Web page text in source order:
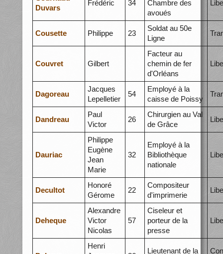
Duvars
Frédéric 34
Chambre des
avoués
Cousette Philippe 23
Soldat au 50e
Ligne
Couvret Gilbert
Facteur au
chemin de fer
d'Orléans
Dagoreau
Jacques
Lepelletier
54
Employé à la
caisse de Poissy
Dandreau
Paul
Victor
26
Chirurgien au Val
de Grâce
Dauriac
Philippe
Eugène
Jean
Marie
32
Employé à la
Bibliothèque
nationale
Decultot
Honoré
Gérome
22
Compositeur
d'imprimerie
Deheque
Alexandre
Victor
Nicolas
57
Ciseleur et
porteur de la
presse
Henri
Lieutenant de la